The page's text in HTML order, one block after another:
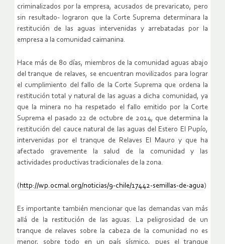
criminalizados por la empresa, acusados de prevaricato, pero
sin resultado- lograron que la Corte Suprema determinara la
restitución de las aguas intervenidas y arrebatadas por la
empresa a la comunidad caimanina.
Hace más de 80 días, miembros de la comunidad aguas abajo
del tranque de relaves, se encuentran movilizados para lograr
el cumplimiento del fallo de la Corte Suprema que ordena la
restitución total y natural de las aguas a dicha comunidad, ya
que la minera no ha respetado el fallo emitido por la Corte
Suprema el pasado 22 de octubre de 2014, que determina la
restitución del cauce natural de las aguas del Estero El Pupío,
intervenidas por el tranque de Relaves El Mauro y que ha
afectado gravemente la salud de la comunidad y las
actividades productivas tradicionales de la zona.
(http://wp.ocmal.org/noticias/9-chile/17442-semillas-de-agua)
Es importante también mencionar que las demandas van más
allá de la restitución de las aguas. La peligrosidad de un
tranque de relaves sobre la cabeza de la comunidad no es
menor, sobre todo en un país sísmico, pues el tranque